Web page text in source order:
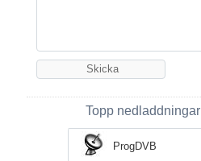
Topp nedladdningar
ProgDVB